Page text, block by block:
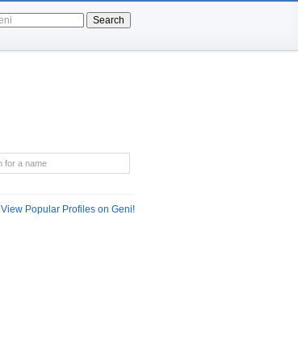
Search
View Popular Profiles on Geni!